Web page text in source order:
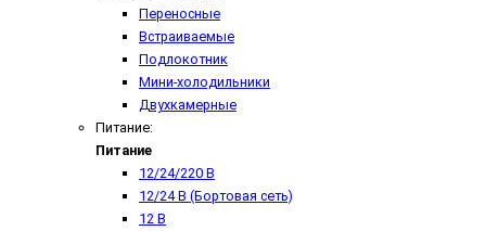
Переносные
Встраиваемые
Подлокотник
Мини-холодильники
Двухкамерные
Питание:
Питание
12/24/220 В
12/24 В (Бортовая сеть)
12 В